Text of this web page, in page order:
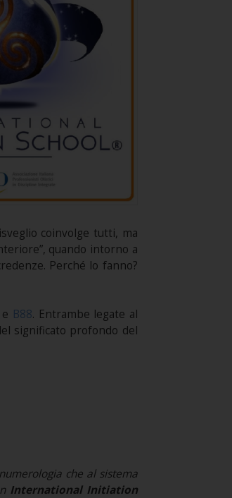
coinvolge tutti, ma
quando intorno a
Perché lo fanno?
e B88. Entrambe legate al
significato profondo del
che al sistema
International Initiation